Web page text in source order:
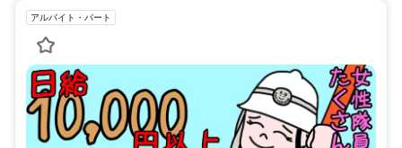
アルバイト・パート